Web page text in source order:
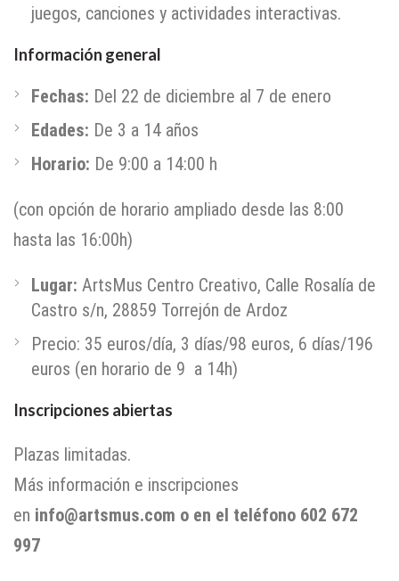
juegos, canciones y actividades interactivas.
Información general
Fechas: Del 22 de diciembre al 7 de enero
Edades: De 3 a 14 años
Horario: De 9:00 a 14:00 h
(con opción de horario ampliado desde las 8:00
hasta las 16:00h)
Lugar: ArtsMus Centro Creativo, Calle Rosalía de
Castro s/n, 28859 Torrejón de Ardoz
Precio: 35 euros/día, 3 días/98 euros, 6 días/196
euros (en horario de 9 a 14h)
Inscripciones abiertas
Plazas limitadas.
Más información e inscripciones
en info@artsmus.com o en el teléfono 602 672
997